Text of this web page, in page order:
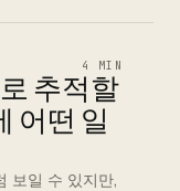
4 MIN
추적할
어떤 일
보일 수 있지만,